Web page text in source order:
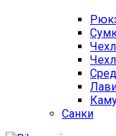
Санки